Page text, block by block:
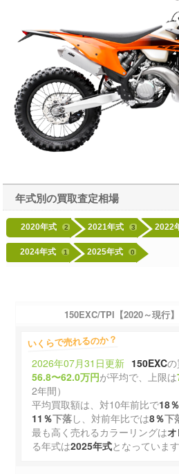
年式別の買取査定相場
2020年式 2 2021年式 3 2022
2024年式 1 2025年式 0
150EXC/TPI【2020～現行
いくらで売れるのか？
2026年07月31日更新 150EXCの
56.8〜62.0万円が平均で、上限は
2年間）
平均買取額は、対10年前比で18
11％下落し、対前年比では8％下
最も高く売れるカラーリングは
る年式は2025年式となっています